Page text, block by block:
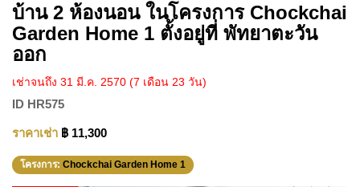
บ้าน 2 ห้องนอน ในโครงการ Chockchai
Garden Home 1 ตั้งอยู่ที่ พัทยาตะวัน
ออก
เช่าจนถึง 31 มี.ค. 2570 (7 เดือน 23 วัน)
ID HR575
ราคาเช่า ฿ 11,300
โครงการ: Chockchai Garden Home 1